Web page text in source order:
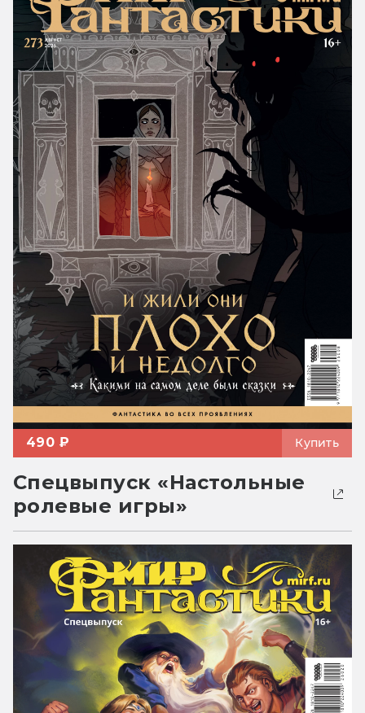
490 ₽ Купить
Спецвыпуск «Настольные
ролевые игры»